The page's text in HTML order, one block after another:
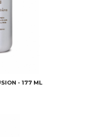
- 177 ML